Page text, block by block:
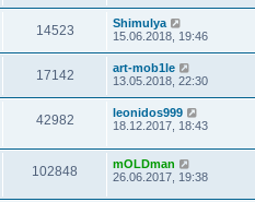
14523
Shimulya
15.06.2018, 19:46
17142
art-mob1le
13.05.2018, 22:30
42982
leonidos999
18.12.2017, 18:43
102848
mOLDman
26.06.2017, 19:38